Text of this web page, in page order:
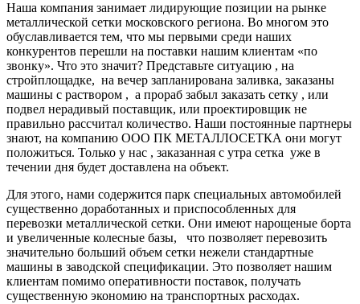
Наша компания занимает лидирующие позиции на рынке
металлической сетки московского региона. Во многом это
обуславливается тем, что мы первыми среди наших
конкурентов перешли на поставки нашим клиентам «по
звонку». Что это значит? Представьте ситуацию , на
стройплощадке, на вечер запланирована заливка, заказаны
машины с раствором , а прораб забыл заказать сетку , или
подвел нерадивый поставщик, или проектировщик не
правильно рассчитал количество. Наши постоянные партнеры
знают, на компанию ООО ПК МЕТАЛЛОСЕТКА они могут
положиться. Только у нас , заказанная с утра сетка уже в
течении дня будет доставлена на объект.
Для этого, нами содержится парк специальных автомобилей
существенно доработанных и приспособленных для
перевозки металлической сетки. Они имеют нарощеные борта
и увеличенные колесные базы, что позволяет перевозить
значительно больший объем сетки нежели стандартные
машины в заводской спецификации. Это позволяет нашим
клиентам помимо оперативности поставок, получать
существенную экономию на транспортных расходах.